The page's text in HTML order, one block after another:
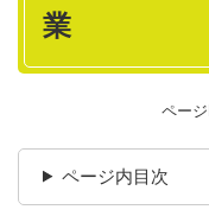
業
ペー
ページ内目次